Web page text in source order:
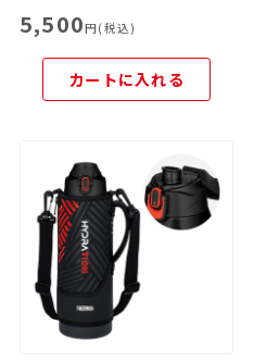
5,500円(税込)
カートに入れる